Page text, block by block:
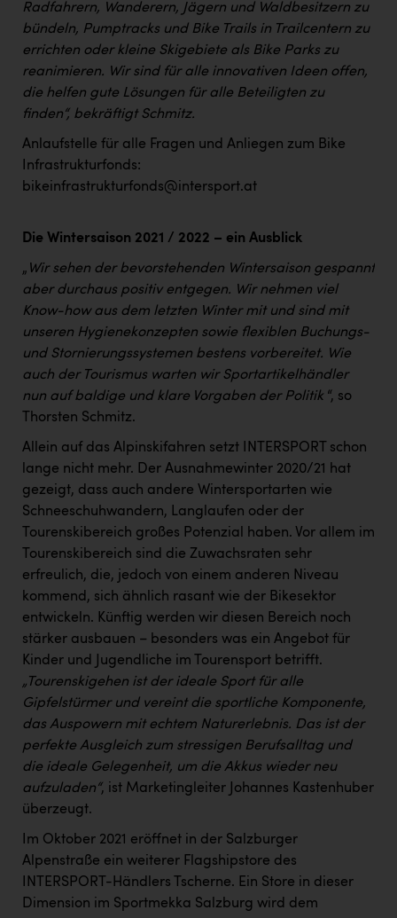
Radfahrern, Wanderern, Jägern und Waldbesitzern zu
bündeln, Pumptracks und Bike Trails in Trailcentern zu
errichten oder kleine Skigebiete als Bike Parks zu
reanimieren. Wir sind für alle innovativen Ideen offen,
die helfen gute Lösungen für alle Beteiligten zu
finden“, bekräftigt Schmitz.
Anlaufstelle für alle Fragen und Anliegen zum Bike
Infrastrukturfonds:
bikeinfrastrukturfonds@intersport.at
Die Wintersaison 2021 / 2022 – ein Ausblick
„ Wir sehen der bevorstehenden Wintersaison gespannt
aber durchaus positiv entgegen. Wir nehmen viel
Know-how aus dem letzten Winter mit und sind mit
unseren Hygienekonzepten sowie flexiblen Buchungs-
und Stornierungssystemen bestens vorbereitet. Wie
auch der Tourismus warten wir Sportartikelhändler
nun auf baldige und klare Vorgaben der Politik “, so
Thorsten Schmitz.
Allein auf das Alpinskifahren setzt INTERSPORT schon
lange nicht mehr. Der Ausnahmewinter 2020/21 hat
gezeigt, dass auch andere Wintersportarten wie
Schneeschuhwandern, Langlaufen oder der
Tourenskibereich großes Potenzial haben. Vor allem im
Tourenskibereich sind die Zuwachsraten sehr
erfreulich, die, jedoch von einem anderen Niveau
kommend, sich ähnlich rasant wie der Bikesektor
entwickeln. Künftig werden wir diesen Bereich noch
stärker ausbauen – besonders was ein Angebot für
Kinder und Jugendliche im Tourensport betrifft.
„Tourenskigehen ist der ideale Sport für alle
Gipfelstürmer und vereint die sportliche Komponente,
das Auspowern mit echtem Naturerlebnis. Das ist der
perfekte Ausgleich zum stressigen Berufsalltag und
die ideale Gelegenheit, um die Akkus wieder neu
aufzuladen“, ist Marketingleiter Johannes Kastenhuber
überzeugt.
Im Oktober 2021 eröffnet in der Salzburger
Alpenstraße ein weiterer Flagshipstore des
INTERSPORT-Händlers Tscherne. Ein Store in dieser
Dimension im Sportmekka Salzburg wird dem